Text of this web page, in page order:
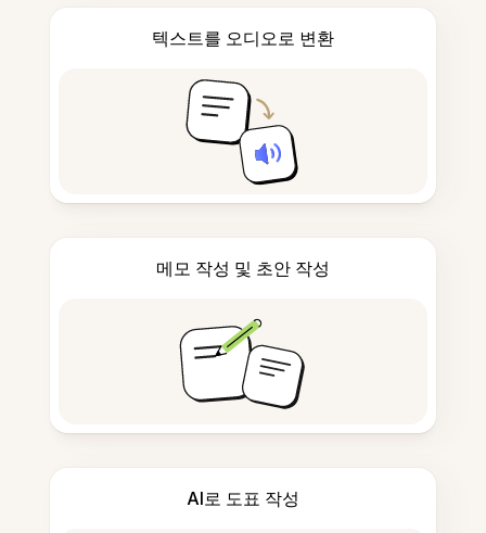
텍스트를 오디오로 변환
메모 작성 및 초안 작성
AI로 도표 작성